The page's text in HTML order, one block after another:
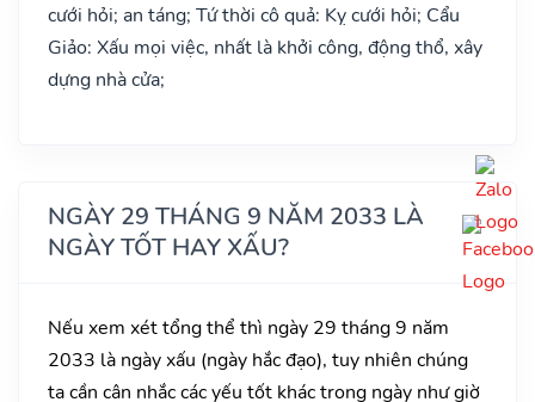
cưới hỏi; an táng; Tứ thời cô quả: Kỵ cưới hỏi; Cẩu
Giảo: Xấu mọi việc, nhất là khởi công, động thổ, xây
dựng nhà cửa;
NGÀY 29 THÁNG 9 NĂM 2033 LÀ
NGÀY TỐT HAY XẤU?
Nếu xem xét tổng thể thì ngày 29 tháng 9 năm
2033 là ngày xấu (ngày hắc đạo), tuy nhiên chúng
ta cần cân nhắc các yếu tốt khác trong ngày như giờ